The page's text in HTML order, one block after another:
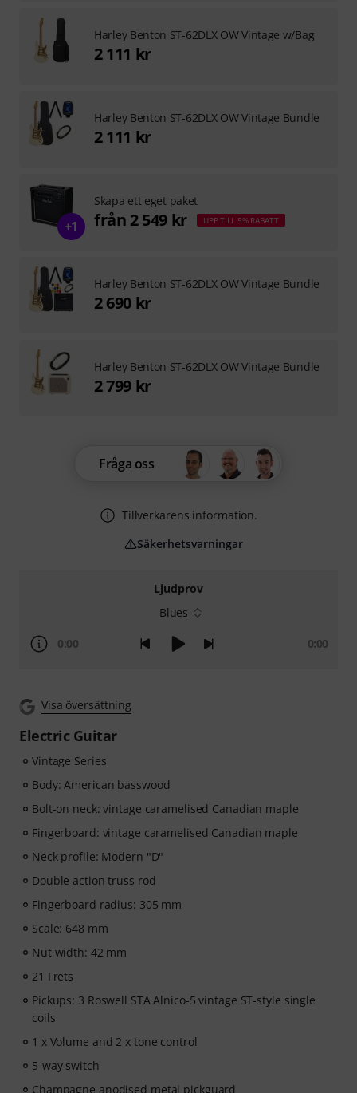
Ljudprov
Blues
0:00 0:00
Visa översättning
Electric Guitar
Vintage Series
Body: American basswood
Bolt-on neck: vintage caramelised Canadian maple
Fingerboard: vintage caramelised Canadian maple
Neck profile: Modern "D"
Double action truss rod
Fingerboard radius: 305 mm
Scale: 648 mm
Nut width: 42 mm
21 Frets
Pickups: 3 Roswell STA Alnico-5 vintage ST-style single
coils
1 x Volume and 2 x tone control
5-way switch
Champagne anodised metal pickguard
Fråga oss
Tillverkarens information.
Säkerhetsvarningar
Harley Benton ST-62DLX OW Vintage w/Bag
2 111 kr
Harley Benton ST-62DLX OW Vintage Bundle
2 111 kr
+1
Skapa ett eget paket
från 2 549 kr UPP TILL 5% RABATT
Harley Benton ST-62DLX OW Vintage Bundle
2 690 kr
Harley Benton ST-62DLX OW Vintage Bundle
2 799 kr